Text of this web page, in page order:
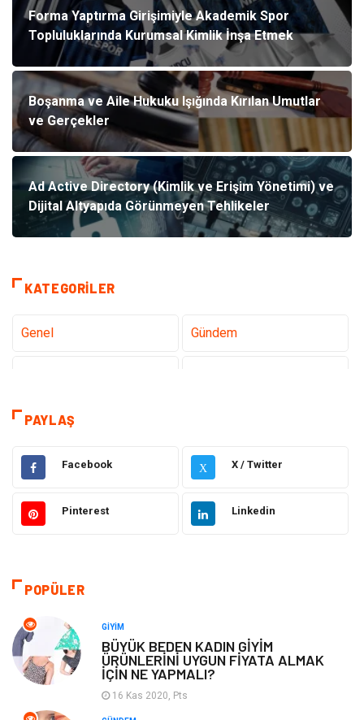
Forma Yaptırma Girişimiyle Akademik Spor
Topluluklarında Kurumsal Kimlik İnşa Etmek
Boşanma ve Aile Hukuku Işığında Kırılan Umutlar
ve Gerçekler
Ad Active Directory (Kimlik ve Erişim Yönetimi) ve
Dijital Altyapıda Görünmeyen Tehlikeler
KATEGORILER
Genel Gündem
Sağlık
Elektrik Elektronik Gıda
Giyim Ulaşım ve Taşımacılık
Alışveriş
Otomotiv
Eğitim Kurumları Yapı İnşaat
PAYLAŞ
Facebook X X / Twitter
Pinterest Linkedin
POPÜLER
GIYIM
BÜYÜK BEDEN KADIN GİYİM
ÜRÜNLERİNİ UYGUN FİYATA ALMAK
İÇİN NE YAPMALI?
16 Kas 2020, Pts